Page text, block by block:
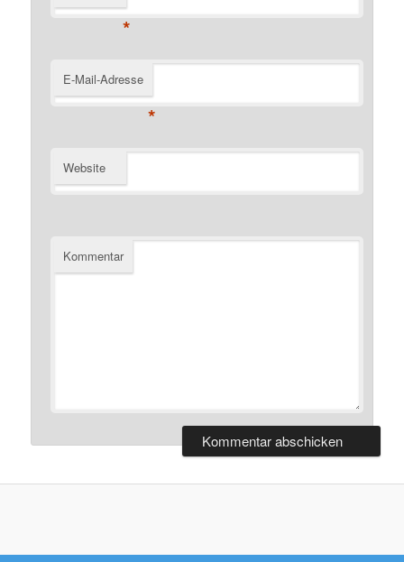
*
E-Mail-Adresse
*
Website
Kommentar